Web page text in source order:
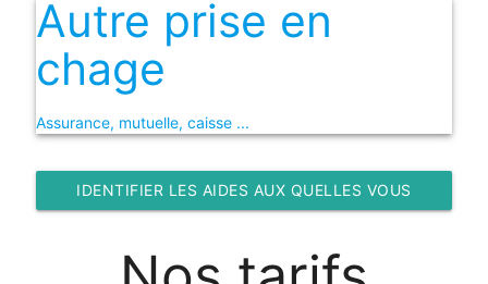
Autre prise en
chage
Assurance, mutuelle, caisse ...
IDENTIFIER LES AIDES AUX QUELLES VOUS